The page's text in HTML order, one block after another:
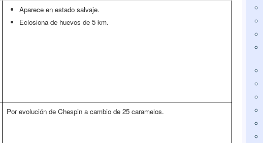
Aparece en estado salvaje.
Eclosiona de huevos de 5 km.
Por evolución de Chespin a cambio de 25 caramelos.